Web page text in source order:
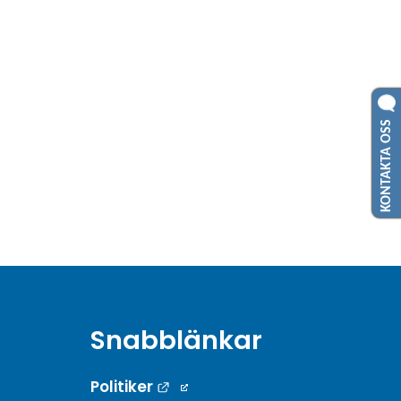
Snabblänkar
Politiker Länk till annan webbplats.
KONTAKTA OSS